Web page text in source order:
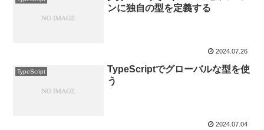
ンに独自の型を定義する
2024.07.26
TypeScript
TypeScriptでグローバルな型を使
う
2024.07.04